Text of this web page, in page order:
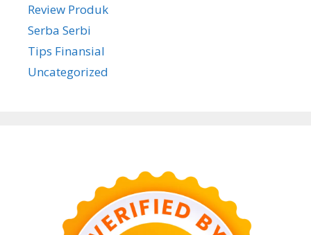
Review Produk
Serba Serbi
Tips Finansial
Uncategorized